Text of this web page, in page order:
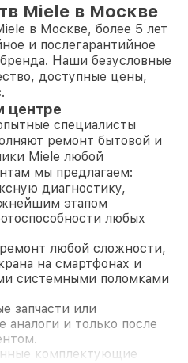
Miele в Москве
в Москве, более 5 лет
и послегарантийное
Наши безусловные
доступные цены,
центре
специалисты
ремонт бытовой и
Miele любой
мы предлагаем:
диагностику,
этапом
любых
любой сложности,
на смартфонах и
системными поломками
запчасти или
аналоги и только после
комплектующие